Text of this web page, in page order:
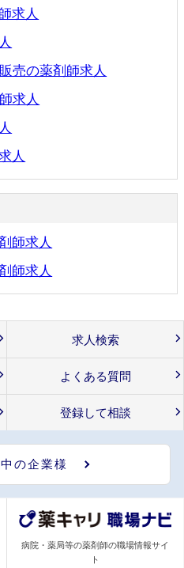
求人
売の薬剤師求人
求人
人
師求人
師求人
求人検索
よくある質問
登録して相談
の企業様
病院・薬局等の薬剤師の職場情報サイ
ト